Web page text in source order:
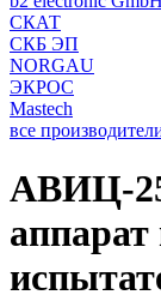
СКАТ
СКБ ЭП
NORGAU
ЭКРОС
Mastech
все
АВИЦ-